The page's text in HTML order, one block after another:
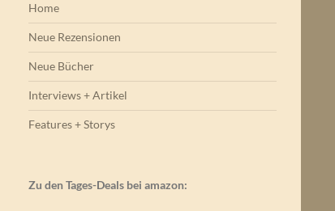
Home
Neue Rezensionen
Neue Bücher
Interviews + Artikel
Features + Storys
Zu den Tages-Deals bei amazon: